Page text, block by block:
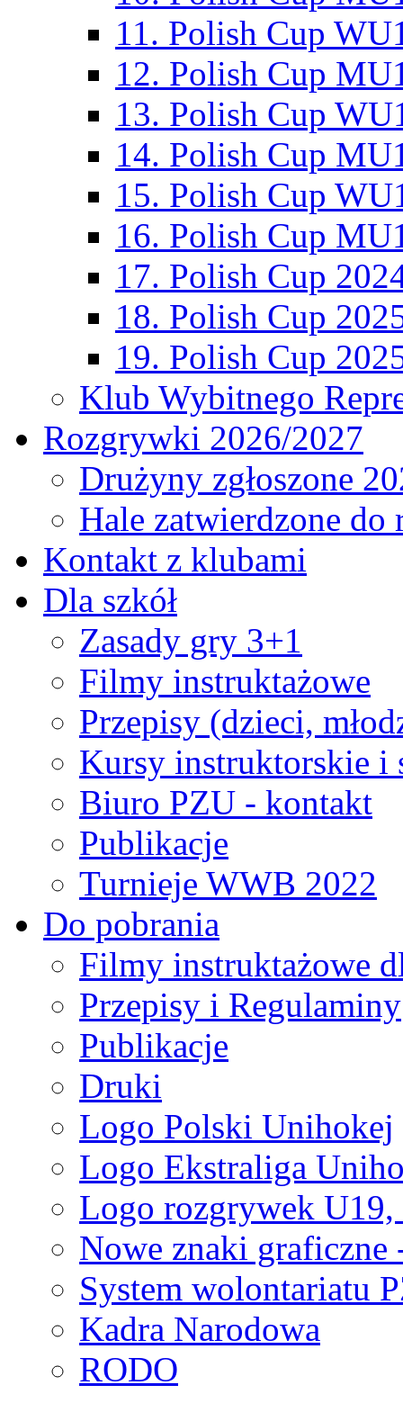
11. Polish Cup
12. Polish Cup
13. Polish Cup
14. Polish Cup
15. Polish Cup
16. Polish Cup
17. Polish Cup
18. Polish Cup
19. Polish Cup
Klub Wybitnego
Rozgrywki 2026/2027
Drużyny zgłoszone
Hale zatwierdzone
Kontakt z klubami
Dla szkół
Zasady gry 3+1
Filmy instruktażowe
Przepisy (dzieci,
Kursy instruktorskie i
Biuro PZU - kontakt
Publikacje
Turnieje WWB 2022
Do pobrania
Filmy instruktażowe
Przepisy i Regulaminy
Publikacje
Druki
Logo Polski Unihokej
Logo Ekstraliga
Logo rozgrywek
Nowe znaki graficzne
System wolontariatu
Kadra Narodowa
RODO